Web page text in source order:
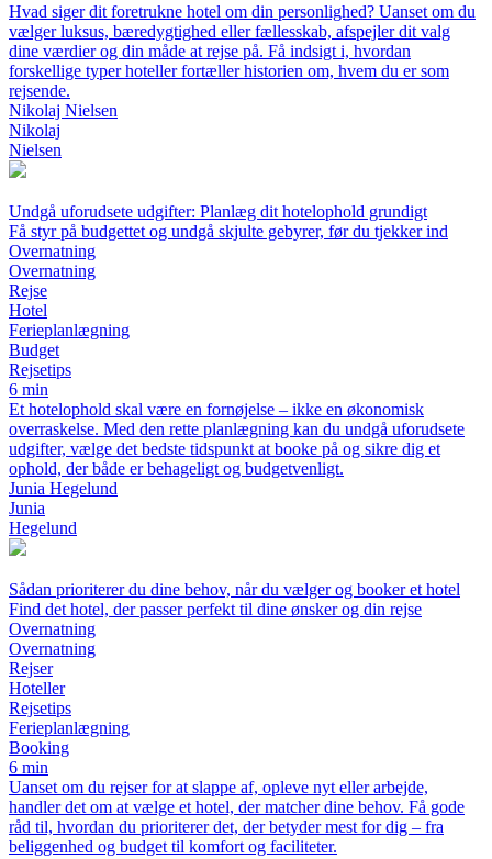
Hvad siger dit foretrukne hotel om din personlighed? Uanset om du
vælger luksus, bæredygtighed eller fællesskab, afspejler dit valg
dine værdier og din måde at rejse på. Få indsigt i, hvordan
forskellige typer hoteller fortæller historien om, hvem du er som
rejsende.
Nikolaj Nielsen
Nikolaj
Nielsen
Undgå uforudsete udgifter: Planlæg dit hotelophold grundigt
Få styr på budgettet og undgå skjulte gebyrer, før du tjekker ind
Overnatning
Overnatning
Rejse
Hotel
Ferieplanlægning
Budget
Rejsetips
6 min
Et hotelophold skal være en fornøjelse – ikke en økonomisk
overraskelse. Med den rette planlægning kan du undgå uforudsete
udgifter, vælge det bedste tidspunkt at booke på og sikre dig et
ophold, der både er behageligt og budgetvenligt.
Junia Hegelund
Junia
Hegelund
Sådan prioriterer du dine behov, når du vælger og booker et hotel
Find det hotel, der passer perfekt til dine ønsker og din rejse
Overnatning
Overnatning
Rejser
Hoteller
Rejsetips
Ferieplanlægning
Booking
6 min
Uanset om du rejser for at slappe af, opleve nyt eller arbejde,
handler det om at vælge et hotel, der matcher dine behov. Få gode
råd til, hvordan du prioriterer det, der betyder mest for dig – fra
beliggenhed og budget til komfort og faciliteter.